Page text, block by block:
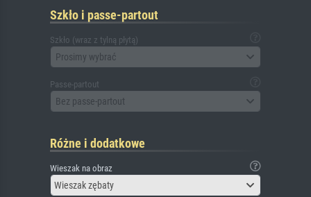
Szkło i passe-partout
Szkło (wraz z tylną płytą)
Prosimy wybrać
Passe-partout
Bez passe-partout
Różne i dodatkowe
Wieszak na obraz
Wieszak zębaty